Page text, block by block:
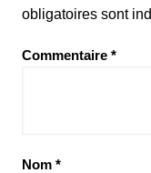
obligatoires sont
Commentaire *
Nom *